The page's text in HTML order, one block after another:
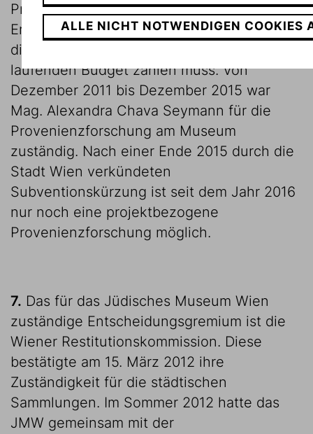
Provenienzforschung verhandelt mit dem
Ergebnis, dass das Museum die Kosten für
die Provenienzforschung aus dem
laufenden Budget zahlen muss. Von
Dezember 2011 bis Dezember 2015 war
Mag. Alexandra Chava Seymann für die
Provenienzforschung am Museum
zuständig. Nach einer Ende 2015 durch die
Stadt Wien verkündeten
Subventionskürzung ist seit dem Jahr 2016
nur noch eine projektbezogene
Provenienzforschung möglich.
7. Das für das Jüdisches Museum Wien
zuständige Entscheidungsgremium ist die
Wiener Restitutionskommission. Diese
bestätigte am 15. März 2012 ihre
Zuständigkeit für die städtischen
Sammlungen. Im Sommer 2012 hatte das
JMW gemeinsam mit der
ALLE NICHT NOTWENDIGEN COOKIES